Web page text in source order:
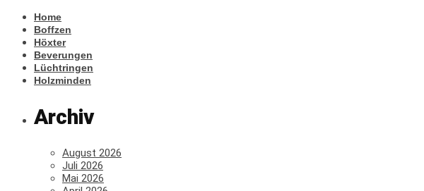
Home
Boffzen
Höxter
Beverungen
Lüchtringen
Holzminden
Archiv
August 2026
Juli 2026
Mai 2026